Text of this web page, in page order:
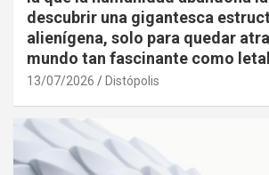
descubrir una gigantesca
alienígena, solo para quedar
mundo tan fascinante como letal
13/07/2026 Distópolis